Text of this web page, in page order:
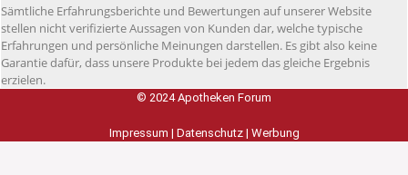
Sämtliche Erfahrungsberichte und Bewertungen auf unserer Website
stellen nicht verifizierte Aussagen von Kunden dar, welche typische
Erfahrungen und persönliche Meinungen darstellen. Es gibt also keine
Garantie dafür, dass unsere Produkte bei jedem das gleiche Ergebnis
erzielen.
© 2024 Apotheken Forum
Impressum | Datenschutz| Werbung